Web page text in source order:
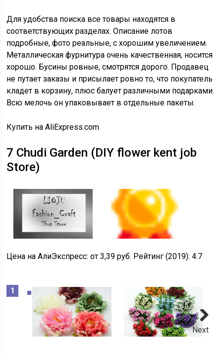
Для удобства поиска все товары находятся в
соответствующих разделах. Описание лотов
подробные, фото реальные, с хорошим увеличением.
Металлическая фурнитура очень качественная, носится
хорошо. Бусины ровные, смотрятся дорого. Продавец
не путает заказы и присылает ровно то, что покупатель
кладет в корзину, плюс балует различными подарками.
Всю мелочь он упаковывает в отдельные пакеты.
Купить на AliExpress.com
7 Chudi Garden (DIY flower kent job
Store)
Цена на АлиЭкспресс:от 3,39 руб. Рейтинг (2019):4.7
Next